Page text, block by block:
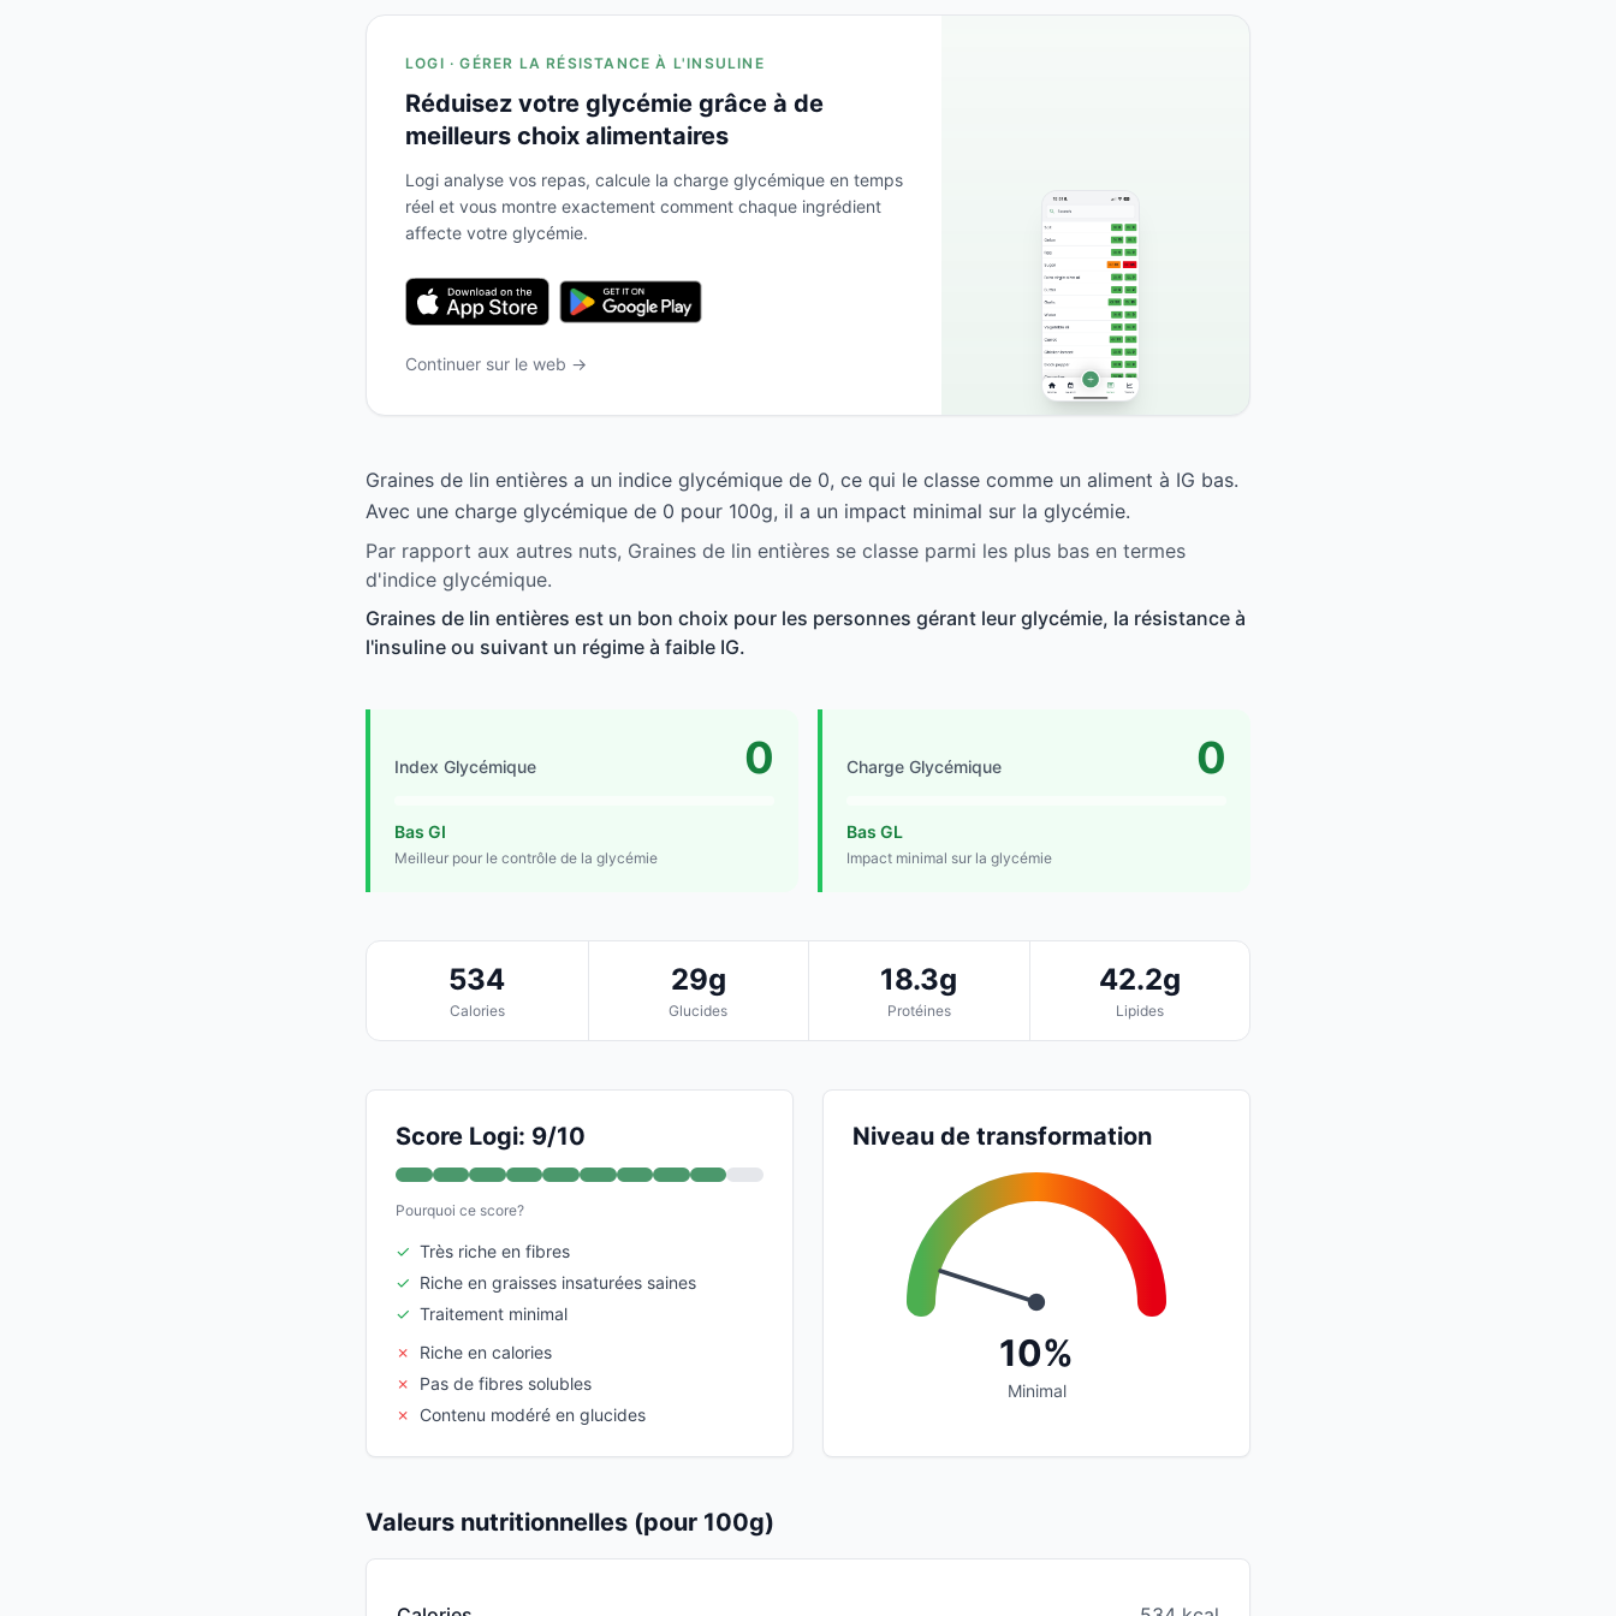
LOGI · GÉRER LA RÉSISTANCE À L'INSULINE
Réduisez votre glycémie grâce à de
meilleurs choix alimentaires
Logi analyse vos repas, calcule la charge glycémique en temps
réel et vous montre exactement comment chaque ingrédient
affecte votre glycémie.
Continuer sur le web →
Graines de lin entières a un indice glycémique de 0, ce qui le classe comme un aliment à IG bas.
Avec une charge glycémique de 0 pour 100g, il a un impact minimal sur la glycémie.
Par rapport aux autres nuts, Graines de lin entières se classe parmi les plus bas en termes
d'indice glycémique.
Graines de lin entières est un bon choix pour les personnes gérant leur glycémie, la résistance à
l'insuline ou suivant un régime à faible IG.
Index Glycémique 0
Bas GI
Meilleur pour le contrôle de la glycémie
Charge Glycémique 0
Bas GL
Impact minimal sur la glycémie
534
Calories
29g
Glucides
18.3g
Protéines
42.2g
Lipides
Score Logi: 9/10
Pourquoi ce score?
✓ Très riche en fibres
✓ Riche en graisses insaturées saines
✓ Traitement minimal
✗
Riche en calories
✗
Pas de fibres solubles
✗
Contenu modéré en glucides
Niveau de transformation
10%
Minimal
Valeurs nutritionnelles (pour 100g)